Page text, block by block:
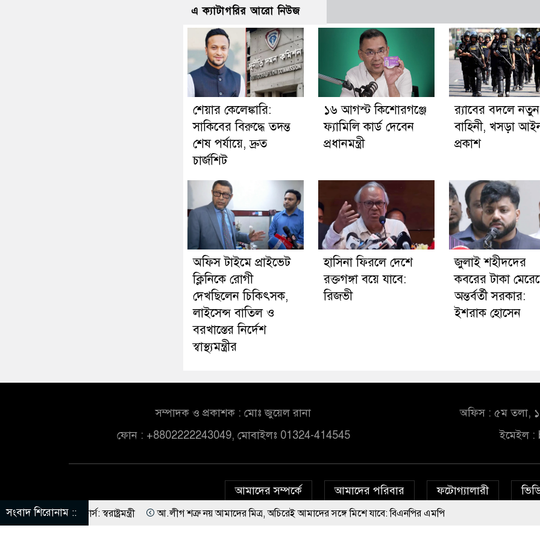
এ ক্যাটাগরির আরো নিউজ
শেয়ার কেলেঙ্কারি:
সাকিবের বিরুদ্ধে তদন্ত
শেষ পর্যায়ে, দ্রুত
চার্জশিট
১৬ আগস্ট কিশোরগঞ্জে
ফ্যামিলি কার্ড দেবেন
প্রধানমন্ত্রী
র‍্যাবের বদলে নতুন
বাহিনী, খসড়া
প্রকাশ
অফিস টাইমে প্রাইভেট
ক্লিনিকে রোগী
দেখছিলেন চিকিৎসক,
লাইসেন্স বাতিল ও
বরখাস্তের নির্দেশ
স্বাস্থ্যমন্ত্রীর
হাসিনা ফিরলে দেশে
রক্তগঙ্গা বয়ে যাবে:
রিজভী
জুলাই শহীদদের
কবরের টাকা
অন্তর্বর্তী সরকার:
ইশরাক হোসেন
সম্পাদক ও প্রকাশক : মোঃ জুয়েল রানা
ফোন : +8802222243049, মোবাইলঃ 01324-414545
অফিস : ৫ম তলা,
ইমেইল :
আমাদের সম্পর্কে আমাদের পরিবার ফটোগ্যালারী
সংবাদ শিরোনাম ::
স্বরাষ্ট্রমন্ত্রী আ.লীগ শত্রু নয় আমাদের মিত্র, অচিরেই আমাদের সঙ্গে মিশে যাবে: বিএনপির এমপি